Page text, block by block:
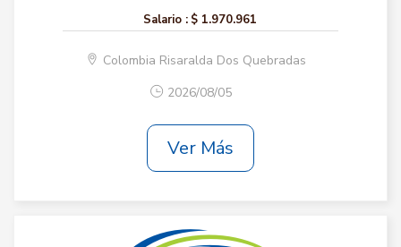
Salario : $ 1.970.961
Colombia Risaralda Dos Quebradas
2026/08/05
Ver Más